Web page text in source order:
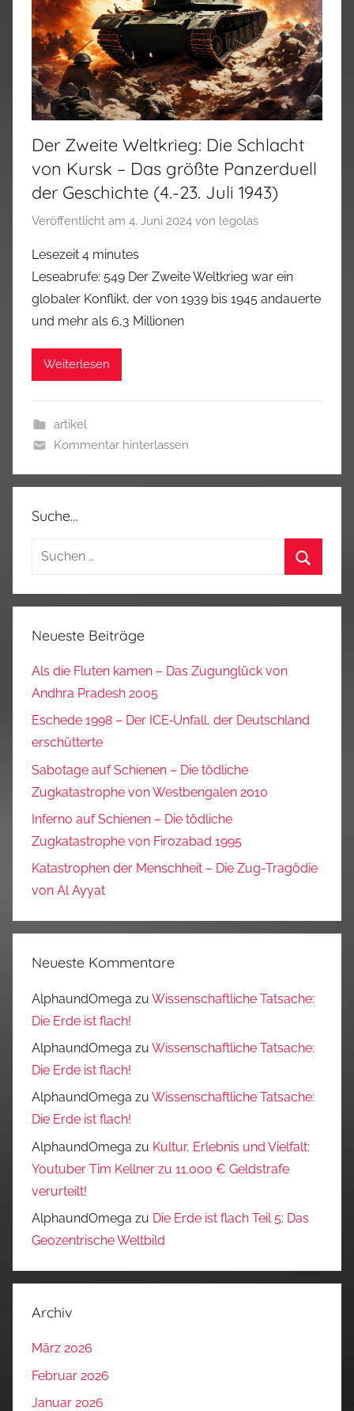
Der Zweite Weltkrieg: Die Schlacht
von Kursk – Das größte Panzerduell
der Geschichte (4.-23. Juli 1943)
Veröffentlicht am 4. Juni 2024 von legolas
Lesezeit 4 minutes
Leseabrufe: 549 Der Zweite Weltkrieg war ein
globaler Konflikt, der von 1939 bis 1945 andauerte
und mehr als 6,3 Millionen
Weiterlesen
artikel
Kommentar hinterlassen
Suche…
Suchen
Neueste Beiträge
Als die Fluten kamen – Das Zugunglück von
Andhra Pradesh 2005
Eschede 1998 – Der ICE‑Unfall, der Deutschland
erschütterte
Sabotage auf Schienen – Die tödliche
Zugkatastrophe von Westbengalen 2010
Inferno auf Schienen – Die tödliche
Zugkatastrophe von Firozabad 1995
Katastrophen der Menschheit – Die Zug-Tragödie
von Al Ayyat
Neueste Kommentare
AlphaundOmega zu Wissenschaftliche Tatsache:
Die Erde ist flach!
AlphaundOmega zu Wissenschaftliche Tatsache:
Die Erde ist flach!
AlphaundOmega zu Wissenschaftliche Tatsache:
Die Erde ist flach!
AlphaundOmega zu Kultur, Erlebnis und Vielfalt:
Youtuber Tim Kellner zu 11.000 € Geldstrafe
verurteilt!
AlphaundOmega zu Die Erde ist flach Teil 5: Das
Geozentrische Weltbild
Archiv
März 2026
Februar 2026
Januar 2026